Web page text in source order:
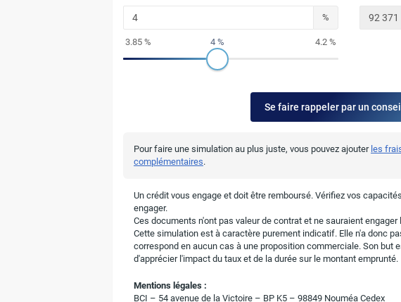
%
3.85 % 4.2 %
4 %
Se faire rappeler par un
Pour faire une simulation au plus juste, vous pouvez ajouter les
complémentaires.
Un crédit vous engage et doit être remboursé. Vérifiez vos
engager.
Ces documents n'ont pas valeur de contrat et ne sauraient engager
Cette simulation est à caractère purement indicatif. Elle n'a donc
correspond en aucun cas à une proposition commerciale. Son but
d'apprécier l'impact du taux et de la durée sur le montant emprunté.
Mentions légales :
BCI – 54 avenue de la Victoire – BP K5 – 98849 Nouméa Cedex